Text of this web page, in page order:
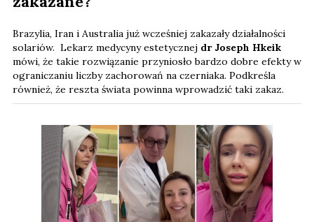
Brazylia, Iran i Australia już wcześniej zakazały działalności
solariów. Lekarz medycyny estetycznej dr Joseph Hkeik
mówi, że takie rozwiązanie przyniosło bardzo dobre efekty w
ograniczaniu liczby zachorowań na czerniaka. Podkreśla
również, że reszta świata powinna wprowadzić taki zakaz.